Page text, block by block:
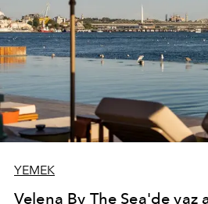
YEMEK
Velena By The Sea'de yaz